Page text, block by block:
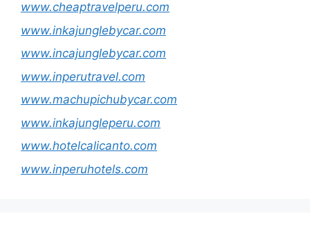
www.cheaptravelperu.com
www.inkajunglebycar.com
www.incajunglebycar.com
www.inperutravel.com
www.machupichubycar.com
www.inkajungleperu.com
www.hotelcalicanto.com
www.inperuhotels.com